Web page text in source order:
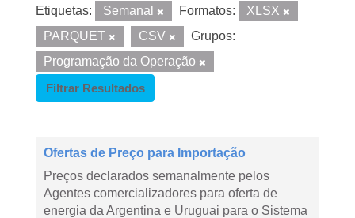
Etiquetas: Semanal Formatos:
XLSX
PARQUET
CSV
Grupos:
Programação da Operação
Filtrar Resultados
Ofertas de Preço para Importação
Preços declarados semanalmente pelos
Agentes comercializadores para oferta de
energia da Argentina e Uruguai para o Sistema